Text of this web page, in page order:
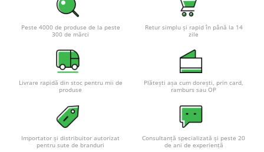
Statii de incarcare
Cabluri de incarcare vehicule
Prize de incarcare vehicule
Turbine eoliene pentru casă
Acumulatori VRLA AGM/GEL /
Tractiune / LiFePo4
Peste 4000 de produse de la peste
300 de mărci
Retur simplu și rapid în până la 14
zile
Livrare rapidă din stoc pentru mii de
produse
Plătești așa cum dorești, prin card,
ramburs sau OP
Importator și distribuitor autorizat
pentru sute de branduri
Consultanță specializată și peste 20
de ani de experiență